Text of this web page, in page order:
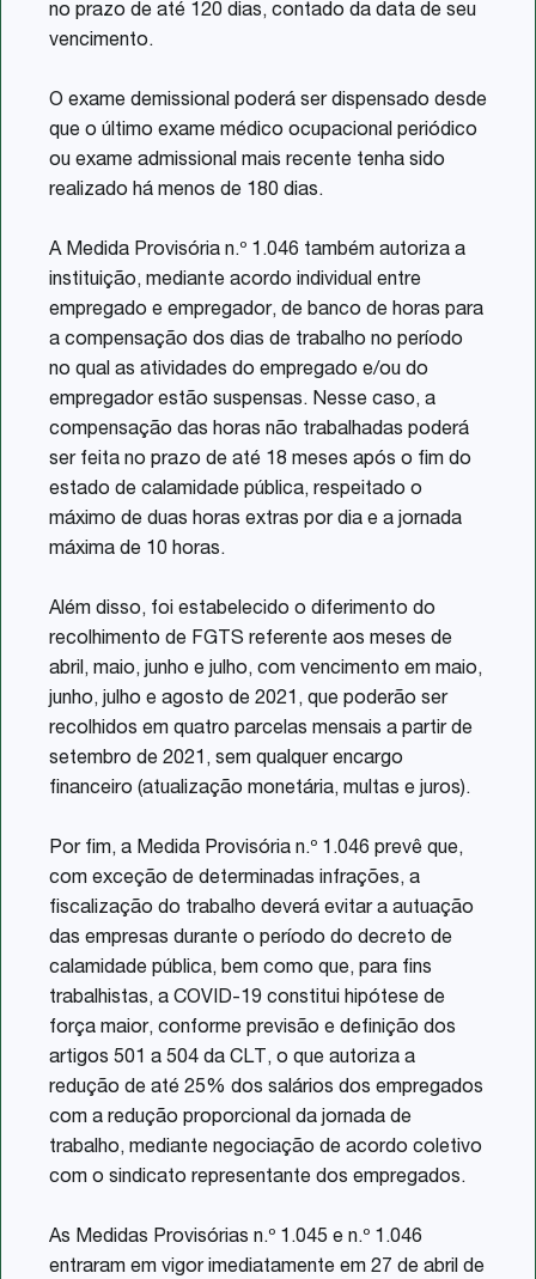
no prazo de até 120 dias, contado da data de seu
vencimento.
O exame demissional poderá ser dispensado desde
que o último exame médico ocupacional periódico
ou exame admissional mais recente tenha sido
realizado há menos de 180 dias.
A Medida Provisória n.º 1.046 também autoriza a
instituição, mediante acordo individual entre
empregado e empregador, de banco de horas para
a compensação dos dias de trabalho no período
no qual as atividades do empregado e/ou do
empregador estão suspensas. Nesse caso, a
compensação das horas não trabalhadas poderá
ser feita no prazo de até 18 meses após o fim do
estado de calamidade pública, respeitado o
máximo de duas horas extras por dia e a jornada
máxima de 10 horas.
Além disso, foi estabelecido o diferimento do
recolhimento de FGTS referente aos meses de
abril, maio, junho e julho, com vencimento em maio,
junho, julho e agosto de 2021, que poderão ser
recolhidos em quatro parcelas mensais a partir de
setembro de 2021, sem qualquer encargo
financeiro (atualização monetária, multas e juros).
Por fim, a Medida Provisória n.º 1.046 prevê que,
com exceção de determinadas infrações, a
fiscalização do trabalho deverá evitar a autuação
das empresas durante o período do decreto de
calamidade pública, bem como que, para fins
trabalhistas, a COVID-19 constitui hipótese de
força maior, conforme previsão e definição dos
artigos 501 a 504 da CLT, o que autoriza a
redução de até 25% dos salários dos empregados
com a redução proporcional da jornada de
trabalho, mediante negociação de acordo coletivo
com o sindicato representante dos empregados.
As Medidas Provisórias n.º 1.045 e n.º 1.046
entraram em vigor imediatamente em 27 de abril de